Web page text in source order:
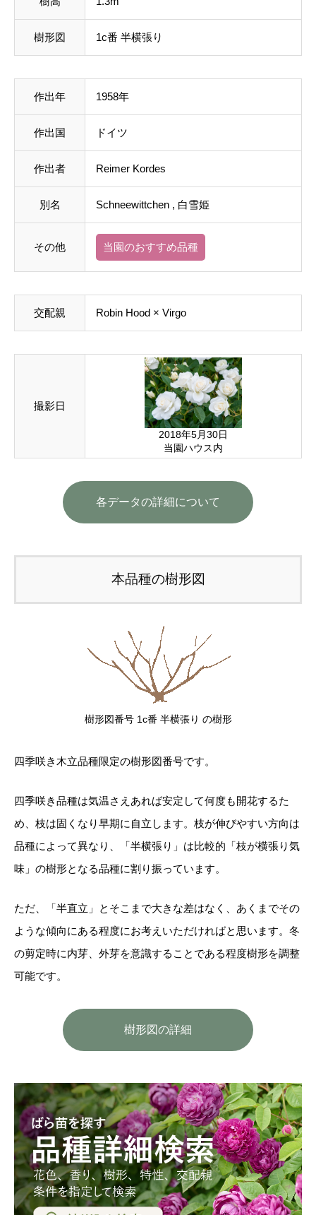
樹形図 1c番 半横張り
作出年 1958年
作出国 ドイツ
作出者 Reimer Kordes
別名 Schneewittchen , 白雪姫
その他 当園のおすすめ品種
交配親 Robin Hood × Virgo
撮影日
2018年5月30日
当園ハウス内
各データの詳細について
本品種の樹形図
樹形図番号 1c番 半横張り の樹形
四季咲き木立品種限定の樹形図番号です。
四季咲き品種は気温さえあれば安定して何度も開花するた
め、枝は固くなり早期に自立します。枝が伸びやすい方向は
品種によって異なり、「半横張り」は比較的「枝が横張り気
味」の樹形となる品種に割り振っています。
ただ、「半直立」とそこまで大きな差はなく、あくまでその
ような傾向にある程度にお考えいただければと思います。冬
の剪定時に内芽、外芽を意識することである程度樹形を調整
可能です。
樹形図の詳細